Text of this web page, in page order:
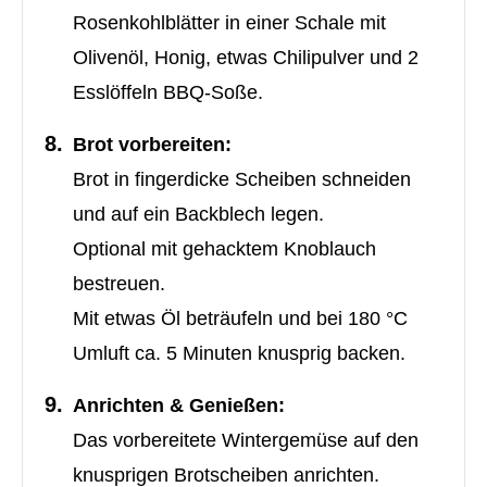
Rosenkohlblätter in einer Schale mit
Olivenöl, Honig, etwas Chilipulver und 2
Esslöffeln BBQ-Soße.
Brot vorbereiten:
Brot in fingerdicke Scheiben schneiden
und auf ein Backblech legen.
Optional mit gehacktem Knoblauch
bestreuen.
Mit etwas Öl beträufeln und bei 180 °C
Umluft ca. 5 Minuten knusprig backen.
Anrichten & Genießen:
Das vorbereitete Wintergemüse auf den
knusprigen Brotscheiben anrichten.